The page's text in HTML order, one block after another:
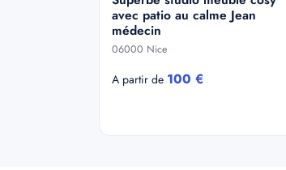
avec patio au calme Jean
médecin
06000 Nice
A partir de 100 €